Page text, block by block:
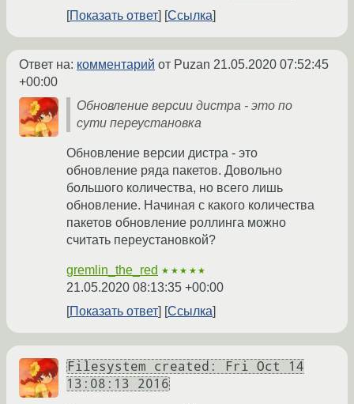
Показать ответ Ссылка
Ответ на: комментарий от Puzan 21.05.2020 07:52:45
+00:00
Обновление версии дистра - это по
сути переустановка
Обновление версии дистра - это
обновление ряда пакетов. Довольно
большого количества, но всего лишь
обновление. Начиная с какого количества
пакетов обновление роллинга можно
считать переустановкой?
gremlin_the_red ★★★★★
21.05.2020 08:13:35 +00:00
Показать ответ
Ссылка
Filesystem created: Fri Oct 14
13:08:13 2016